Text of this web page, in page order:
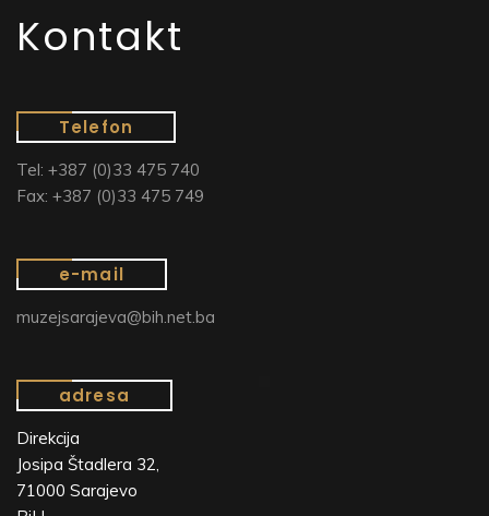
Kontakt
Telefon
Tel: +387 (0)33 475 740
Fax: +387 (0)33 475 749
e-mail
muzejsarajeva@bih.net.ba
adresa
Direkcija
Josipa Štadlera 32,
71000 Sarajevo